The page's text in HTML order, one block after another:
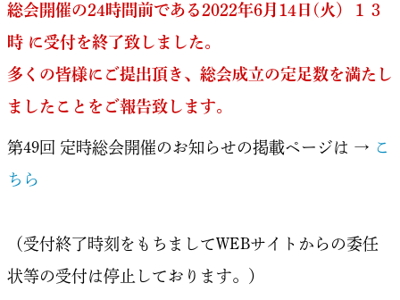
総会開催の24時間前である2022年6月14日(火）１３
時 に受付を終了致しました。
多くの皆様にご提出頂き、総会成立の定足数を満たし
ましたことをご報告致します。
第49回 定時総会開催のお知らせの掲載ページは → こ
ちら
（受付終了時刻をもちましてWEBサイトからの委任
状等の受付は停止しております。）